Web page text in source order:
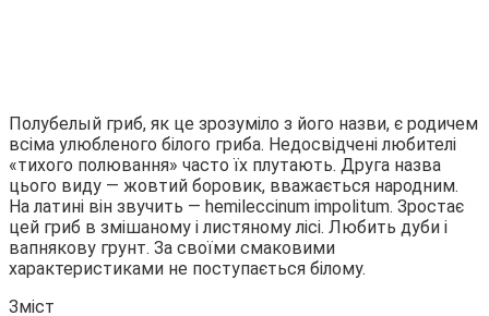
Полубелый гриб, як це зрозуміло з його назви, є родичем
всіма улюбленого білого гриба. Недосвідчені любителі
«тихого полювання» часто їх плутають. Друга назва
цього виду — жовтий боровик, вважається народним.
На латині він звучить — hemileccinum impolitum. Зростає
цей гриб в змішаному і листяному лісі. Любить дуби і
вапнякову грунт. За своїми смаковими
характеристиками не поступається білому.
Зміст